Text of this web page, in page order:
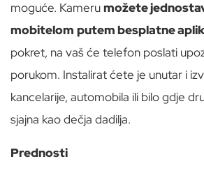
moguće. Kamerumožete
mobitelom putem besplatne
pokret, na vaš će telefon poslati
porukom. Instalirat ćete je unutar i
kancelarije, automobila ili bilo gdje
sjajna kao dečja dadilja.
Prednosti